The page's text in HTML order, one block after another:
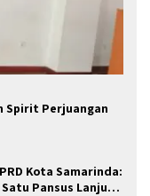
Spirit Perjuangan
Kota Samarinda:
Pansus Lanjut